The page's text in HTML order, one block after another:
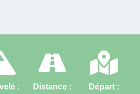
:
Distance :
Départ :